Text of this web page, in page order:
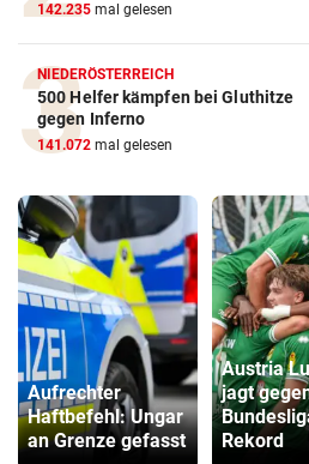
142.235 mal gelesen
NIEDERÖSTERREICH
500 Helfer kämpfen bei Gluthitze
gegen Inferno
141.072 mal gelesen
Aufrechter
Haftbefehl: Ungar
an Grenze gefasst
Austria
jagt
Rekord